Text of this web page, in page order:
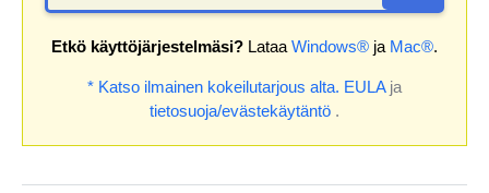
Etkö käyttöjärjestelmäsi? Lataa Windows® ja Mac®.
* Katso ilmainen kokeilutarjous alta. EULAja
tietosuoja/evästekäytäntö .